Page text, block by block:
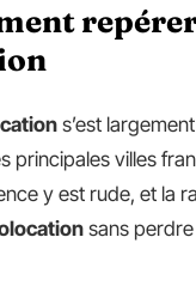
s’est
principales villes
y est rude, et la
sans